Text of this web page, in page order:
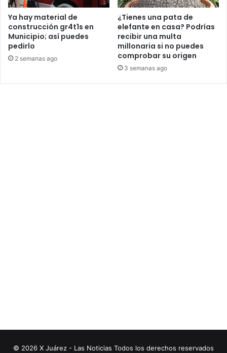
Ya hay material de
construcción gr4t1s en
Municipio; así puedes
pedirlo
2 semanas ago
¿Tienes una pata de
elefante en casa? Podrías
recibir una multa
millonaria si no puedes
comprobar su origen
3 semanas ago
© 2026 X Juárez - Las Noticias Todos los derechos reservados